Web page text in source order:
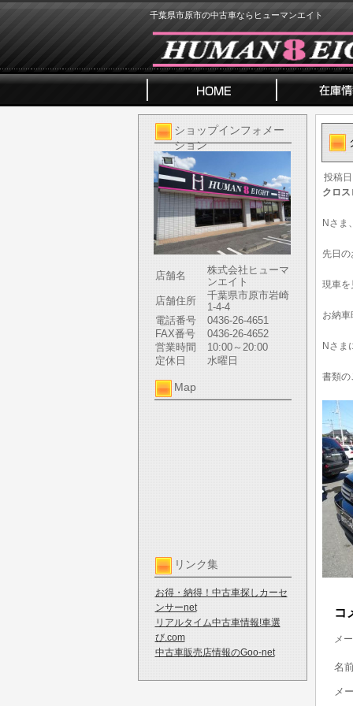
千葉県市原市の中古車ならヒューマンエイト
ショップインフォメー
ション
店舗名
株式会社ヒューマ
ンエイト
店舗住所
千葉県市原市岩崎
1-4-4
電話番号
0436-26-4651
FAX番号
0436-26-4652
営業時間
10:00～20:00
定休日
水曜日
Map
リンク集
お得・納得！中古車探しカーセ
ンサーnet
リアルタイム中古車情報!車選
び.com
中古車販売店情報のGoo-net
投稿日
クロ
Nさま
先日
現車を
お納
Nさま
書類の
コ
メ
名
メ